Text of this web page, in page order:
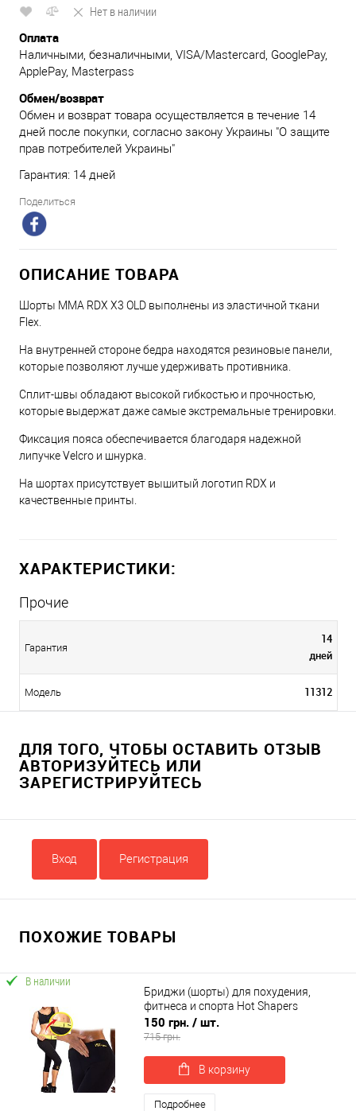
Нет в наличии
Оплата
Наличными, безналичными, VISA/Mastercard, GooglePay,
ApplePay, Masterpass
Обмен/возврат
Обмен и возврат товара осуществляется в течение 14
дней после покупки, согласно закону Украины "О защите
прав потребителей Украины"
Гарантия: 14 дней
Поделиться
ОПИСАНИЕ ТОВАРА
Шорты MMA RDX X3 OLD выполнены из эластичной ткани
Flex.
На внутренней стороне бедра находятся резиновые панели,
которые позволяют лучше удерживать противника.
Сплит-швы обладают высокой гибкостью и прочностью,
которые выдержат даже самые экстремальные тренировки.
Фиксация пояса обеспечивается благодаря надежной
липучке Velcro и шнурка.
На шортах присутствует вышитый логотип RDX и
качественные принты.
ХАРАКТЕРИСТИКИ:
Прочие
Гарантия
14
дней
Модель 11312
ДЛЯ ТОГО, ЧТОБЫ ОСТАВИТЬ ОТЗЫВ
АВТОРИЗУЙТЕСЬ ИЛИ
ЗАРЕГИСТРИРУЙТЕСЬ
Вход Регистрация
ПОХОЖИЕ ТОВАРЫ
В наличии
Бриджи (шорты) для похудения,
фитнеса и спорта Hot Shapers
150 грн. / шт.
715 грн.
В корзину
Подробнее